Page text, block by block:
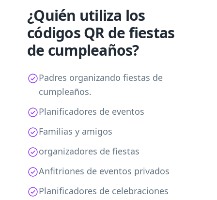
¿Quién utiliza los
códigos QR de fiestas
de cumpleaños?
Padres organizando fiestas de
cumpleaños.
Planificadores de eventos
Familias y amigos
organizadores de fiestas
Anfitriones de eventos privados
Planificadores de celebraciones